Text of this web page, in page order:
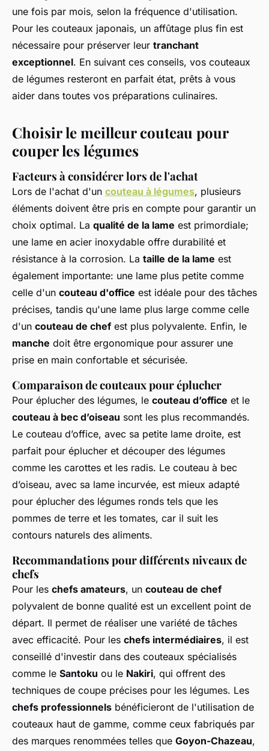
une fois par mois, selon la fréquence d'utilisation.
Pour les couteaux japonais, un affûtage plus fin est
nécessaire pour préserver leur tranchant
exceptionnel. En suivant ces conseils, vos couteaux
de légumes resteront en parfait état, prêts à vous
aider dans toutes vos préparations culinaires.
Choisir le meilleur couteau pour
couper les légumes
Facteurs à considérer lors de l'achat
Lors de l'achat d'un couteau à légumes, plusieurs
éléments doivent être pris en compte pour garantir un
choix optimal. La qualité de la lame est primordiale;
une lame en acier inoxydable offre durabilité et
résistance à la corrosion. La taille de la lame est
également importante: une lame plus petite comme
celle d'un couteau d'office est idéale pour des tâches
précises, tandis qu'une lame plus large comme celle
d'un couteau de chefest plus polyvalente. Enfin, le
manche doit être ergonomique pour assurer une
prise en main confortable et sécurisée.
Comparaison de couteaux pour éplucher
Pour éplucher des légumes, le couteau d’office et le
couteau à bec d’oiseau sont les plus recommandés.
Le couteau d’office, avec sa petite lame droite, est
parfait pour éplucher et découper des légumes
comme les carottes et les radis. Le couteau à bec
d’oiseau, avec sa lame incurvée, est mieux adapté
pour éplucher des légumes ronds tels que les
pommes de terre et les tomates, car il suit les
contours naturels des aliments.
Recommandations pour différents niveaux de
chefs
Pour les chefs amateurs, un couteau de chef
polyvalent de bonne qualité est un excellent point de
départ. Il permet de réaliser une variété de tâches
avec efficacité. Pour les chefs intermédiaires, il est
conseillé d'investir dans des couteaux spécialisés
comme le Santoku ou le Nakiri, qui offrent des
techniques de coupe précises pour les légumes. Les
chefs professionnels bénéficieront de l'utilisation de
couteaux haut de gamme, comme ceux fabriqués par
des marques renommées telles que Goyon-Chazeau,